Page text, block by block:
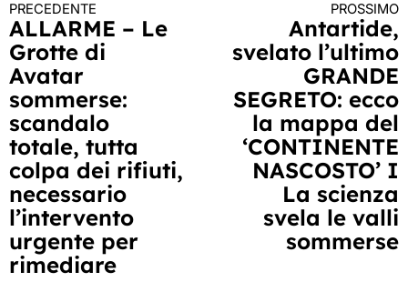
Continua
a
leggere
PRECEDENTE
ALLARME – Le
Grotte di
Avatar
sommerse:
scandalo
totale, tutta
colpa dei rifiuti,
necessario
l’intervento
urgente per
rimediare
PROSSIMO
Antartide,
svelato l’ultimo
GRANDE
SEGRETO: ecco
la mappa del
‘CONTINENTE
NASCOSTO’ I
La scienza
svela le valli
sommerse